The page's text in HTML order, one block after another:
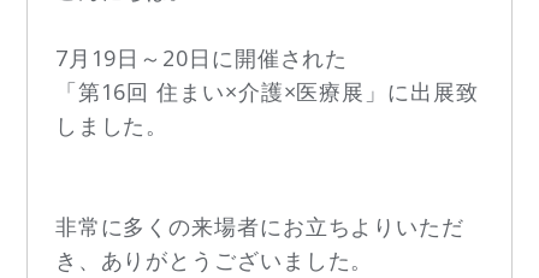
7月19日～20日に開催された
「第16回 住まい×介護×医療展」に出展致
しました。
非常に多くの来場者にお立ちよりいただ
き、ありがとうございました。